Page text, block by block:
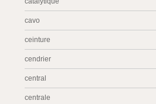
cavo
ceinture
cendrier
central
centrale